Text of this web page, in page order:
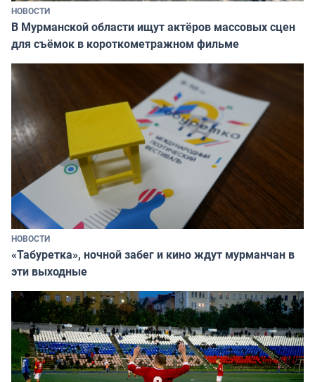
НОВОСТИ
В Мурманской области ищут актёров массовых сцен
для съёмок в короткометражном фильме
НОВОСТИ
«Табуретка», ночной забег и кино ждут мурманчан в
эти выходные